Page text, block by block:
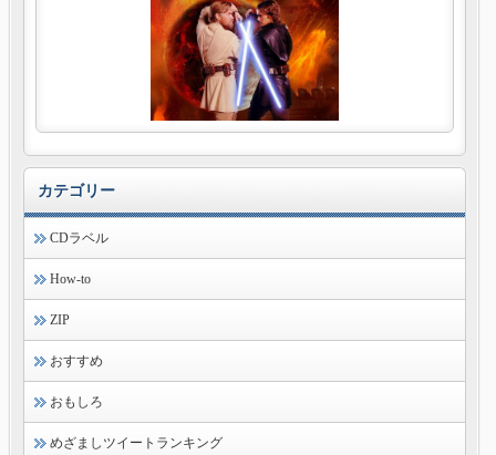
カテゴリー
CDラベル
How-to
ZIP
おすすめ
おもしろ
めざましツイートランキング